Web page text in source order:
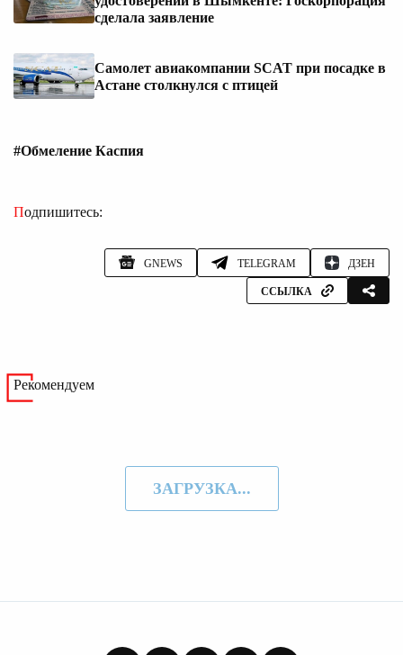
сделала заявление
Самолет авиакомпании SCAT при посадке в
Астане столкнулся с птицей
#Обмеление Каспия
Подпишитесь:
GNEWS TELEGRAM ДЗЕН
ССЫЛКА
Рекомендуем
ЗАГРУЗКА...